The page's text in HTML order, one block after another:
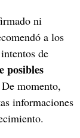
ni
a los
de
posibles
De momento,
informaciones